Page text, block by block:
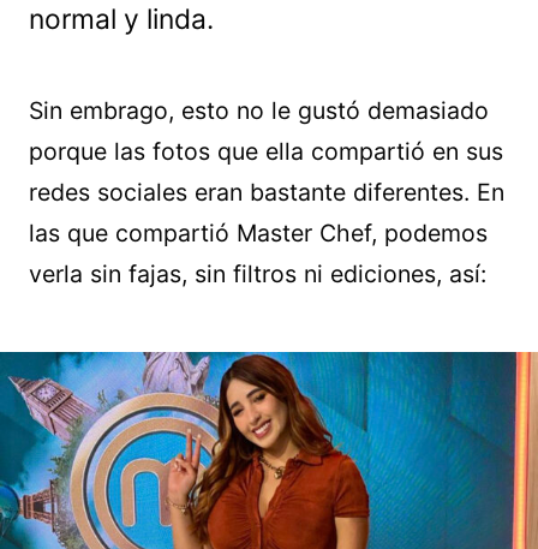
normal y linda.
Sin embrago, esto no le gustó demasiado
porque las fotos que ella compartió en sus
redes sociales eran bastante diferentes. En
las que compartió Master Chef, podemos
verla sin fajas, sin filtros ni ediciones, así: